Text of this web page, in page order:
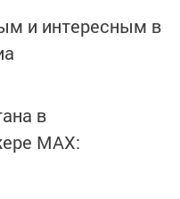
и интересным в
в
MАХ: